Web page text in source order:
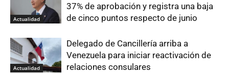
Actualidad
37% de aprobación y registra una baja
de cinco puntos respecto de junio
Actualidad
Delegado de Cancillería arriba a
Venezuela para iniciar reactivación de
relaciones consulares